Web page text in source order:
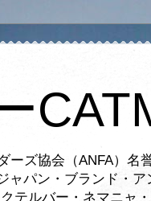
ーズ協会（ANFA）
ャパン・ブランド・
ルバー・ネマニャ・